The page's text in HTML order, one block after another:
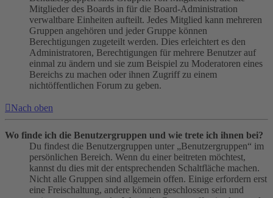
Mitglieder des Boards in für die Board-Administration
verwaltbare Einheiten aufteilt. Jedes Mitglied kann mehreren
Gruppen angehören und jeder Gruppe können
Berechtigungen zugeteilt werden. Dies erleichtert es den
Administratoren, Berechtigungen für mehrere Benutzer auf
einmal zu ändern und sie zum Beispiel zu Moderatoren eines
Bereichs zu machen oder ihnen Zugriff zu einem
nichtöffentlichen Forum zu geben.
Nach oben
Wo finde ich die Benutzergruppen und wie trete ich ihnen bei?
Du findest die Benutzergruppen unter „Benutzergruppen“ im
persönlichen Bereich. Wenn du einer beitreten möchtest,
kannst du dies mit der entsprechenden Schaltfläche machen.
Nicht alle Gruppen sind allgemein offen. Einige erfordern erst
eine Freischaltung, andere können geschlossen sein und